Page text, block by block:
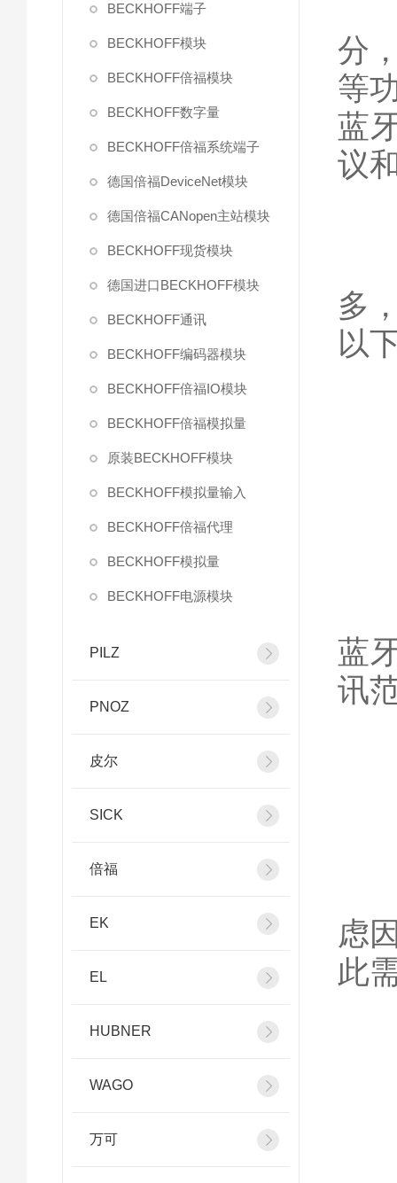
BECKHOFF端子
BECKHOFF模块
BECKHOFF倍福模块
BECKHOFF数字量
BECKHOFF倍福系统端子
德国倍福DeviceNet模块
德国倍福CANopen主站模块
BECKHOFF现货模块
德国进口BECKHOFF模块
BECKHOFF通讯
BECKHOFF编码器模块
BECKHOFF倍福IO模块
BECKHOFF倍福模拟量
原装BECKHOFF模块
BECKHOFF模拟量输入
BECKHOFF倍福代理
BECKHOFF模拟量
BECKHOFF电源模块
PILZ
PNOZ
皮尔
SICK
倍福
EK
EL
HUBNER
WAGO
万可
分
等
蓝
议
多
以
蓝
讯
虑
此